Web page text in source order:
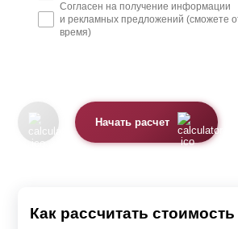
Согласен на получение информации
и рекламных предложений (сможете
время)
Начать расчет
Как рассчитать